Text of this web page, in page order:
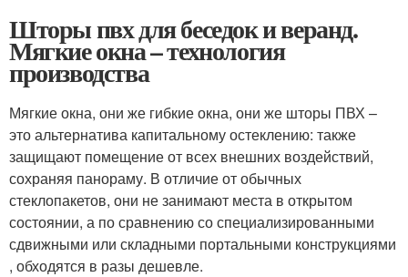
Шторы пвх для беседок и веранд.
Мягкие окна – технология
производства
Мягкие окна, они же гибкие окна, они же шторы ПВХ –
это альтернатива капитальному остеклению: также
защищают помещение от всех внешних воздействий,
сохраняя панораму. В отличие от обычных
стеклопакетов, они не занимают места в открытом
состоянии, а по сравнению со специализированными
сдвижными или складными портальными конструкциями
, обходятся в разы дешевле.